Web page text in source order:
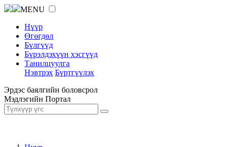
MENU
Нүүр
Өгөгдөл
Бүлгүүд
Бүрэлдэхүүн хэсгүүд
Танилцуулга
Нэвтрэх Бүртгүүлэх
Эрдэс баялгийн боловсрол
Мэдлэгийн Портал